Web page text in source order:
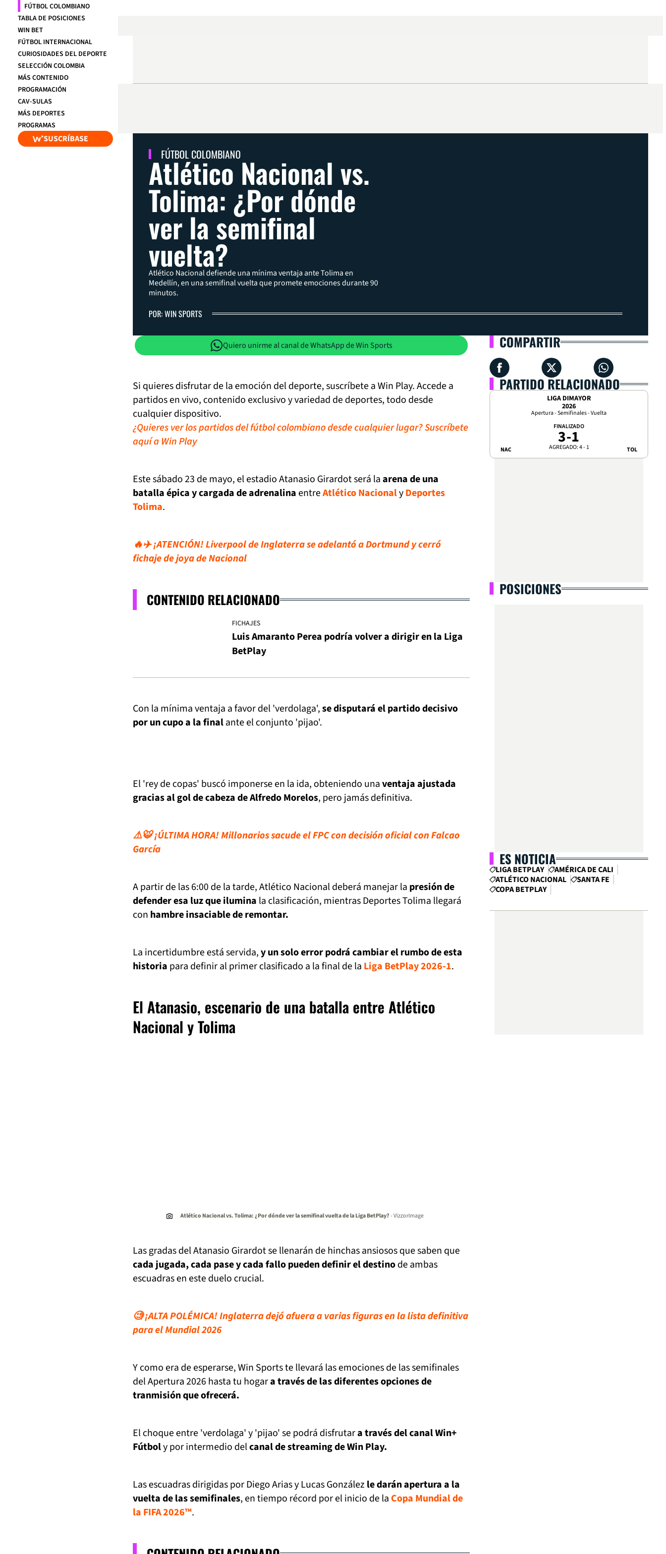
FÚTBOL COLOMBIANO
TABLA DE POSICIONES
WIN BET
FÚTBOL INTERNACIONAL
CURIOSIDADES DEL DEPORTE
SELECCIÓN COLOMBIA
MÁS CONTENIDO
PROGRAMACIÓN
CAV-SULAS
MÁS DEPORTES
PROGRAMAS
SUSCRÍBASE
FÚTBOL COLOMBIANO
Atlético Nacional vs.
Tolima: ¿Por dónde
ver la semifinal
vuelta?
Atlético Nacional defiende una mínima ventaja ante Tolima en
Medellín, en una semifinal vuelta que promete emociones durante 90
minutos.
POR: WIN SPORTS
Quiero unirme al canal de WhatsApp de Win Sports
Si quieres disfrutar de la emoción del deporte, suscríbete a Win Play. Accede a
partidos en vivo, contenido exclusivo y variedad de deportes, todo desde
cualquier dispositivo.
¿Quieres ver los partidos del fútbol colombiano desde cualquier lugar? Suscríbete
aquí a Win Play
Este sábado 23 de mayo, el estadio Atanasio Girardot será laarena de una
batalla épica y cargada de adrenalina entreAtlético NacionalyDeportes
Tolima.
🔥✈️ ¡ATENCIÓN! Liverpool de Inglaterra se adelantó a Dortmund y cerró
fichaje de joya de Nacional
CONTENIDO RELACIONADO
FICHAJES
Luis Amaranto Perea podría volver a dirigir en la Liga
BetPlay
Con la mínima ventaja a favor del 'verdolaga',se disputará el partido decisivo
por un cupo a la finalante el conjunto 'pijao'.
El 'rey de copas' buscó imponerse en la ida, obteniendo unaventaja ajustada
gracias al gol de cabeza de Alfredo Morelos, pero jamás definitiva.
⚠️🐯 ¡ÚLTIMA HORA! Millonarios sacude el FPC con decisión oficial con Falcao
García
A partir de las 6:00 de la tarde, Atlético Nacional deberá manejar la presión de
defender esa luz que ilumina la clasificación, mientras Deportes Tolima llegará
con hambre insaciable de remontar.
La incertidumbre está servida,y un solo error podrá cambiar el rumbo de esta
historia para definir al primer clasificado a la final de la Liga BetPlay 2026-1.
El Atanasio, escenario de una batalla entre Atlético
Nacional y Tolima
Atlético Nacional vs. Tolima: ¿Por dónde ver la semifinal vuelta de la Liga BetPlay?- VizzorImage
Las gradas del Atanasio Girardot se llenarán de hinchas ansiosos que saben que
cada jugada, cada pase y cada fallo pueden definir el destinode ambas
escuadras en este duelo crucial.
🧐 ¡ALTA POLÉMICA! Inglaterra dejó afuera a varias figuras en la lista definitiva
para el Mundial 2026
Y como era de esperarse, Win Sports te llevará las emociones de las semifinales
del Apertura 2026 hasta tu hogara través de las diferentes opciones de
tranmisión que ofrecerá.
El choque entre 'verdolaga' y 'pijao' se podrá disfrutara través del canal Win+
Fútboly por intermedio delcanal de streaming de Win Play.
Las escuadras dirigidas por Diego Arias y Lucas González le darán apertura a la
vuelta de las semifinales, en tiempo récord por el inicio de la Copa Mundial de
la FIFA 2026™.
COMPARTIR
PARTIDO RELACIONADO
LIGA DIMAYOR
2026
Apertura - Semifinales - Vuelta
NAC
FINALIZADO
3-1
AGREGADO: 4 - 1 TOL
POSICIONES
ES NOTICIA
LIGA BETPLAY
AMÉRICA DE CALI
ATLÉTICO NACIONAL
SANTA FE
COPA BETPLAY